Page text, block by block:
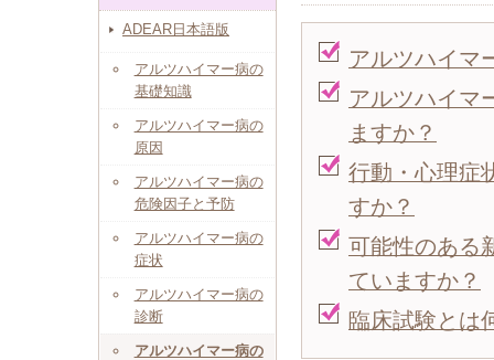
アルツハイマ
アルツハイマ
ますか？
行動・心理症
すか？
可能性のある
ていますか？
臨床試験とは
ADEAR日本語版
アルツハイマー病の
基礎知識
アルツハイマー病の
原因
アルツハイマー病の
危険因子と予防
アルツハイマー病の
症状
アルツハイマー病の
診断
アルツハイマー病の